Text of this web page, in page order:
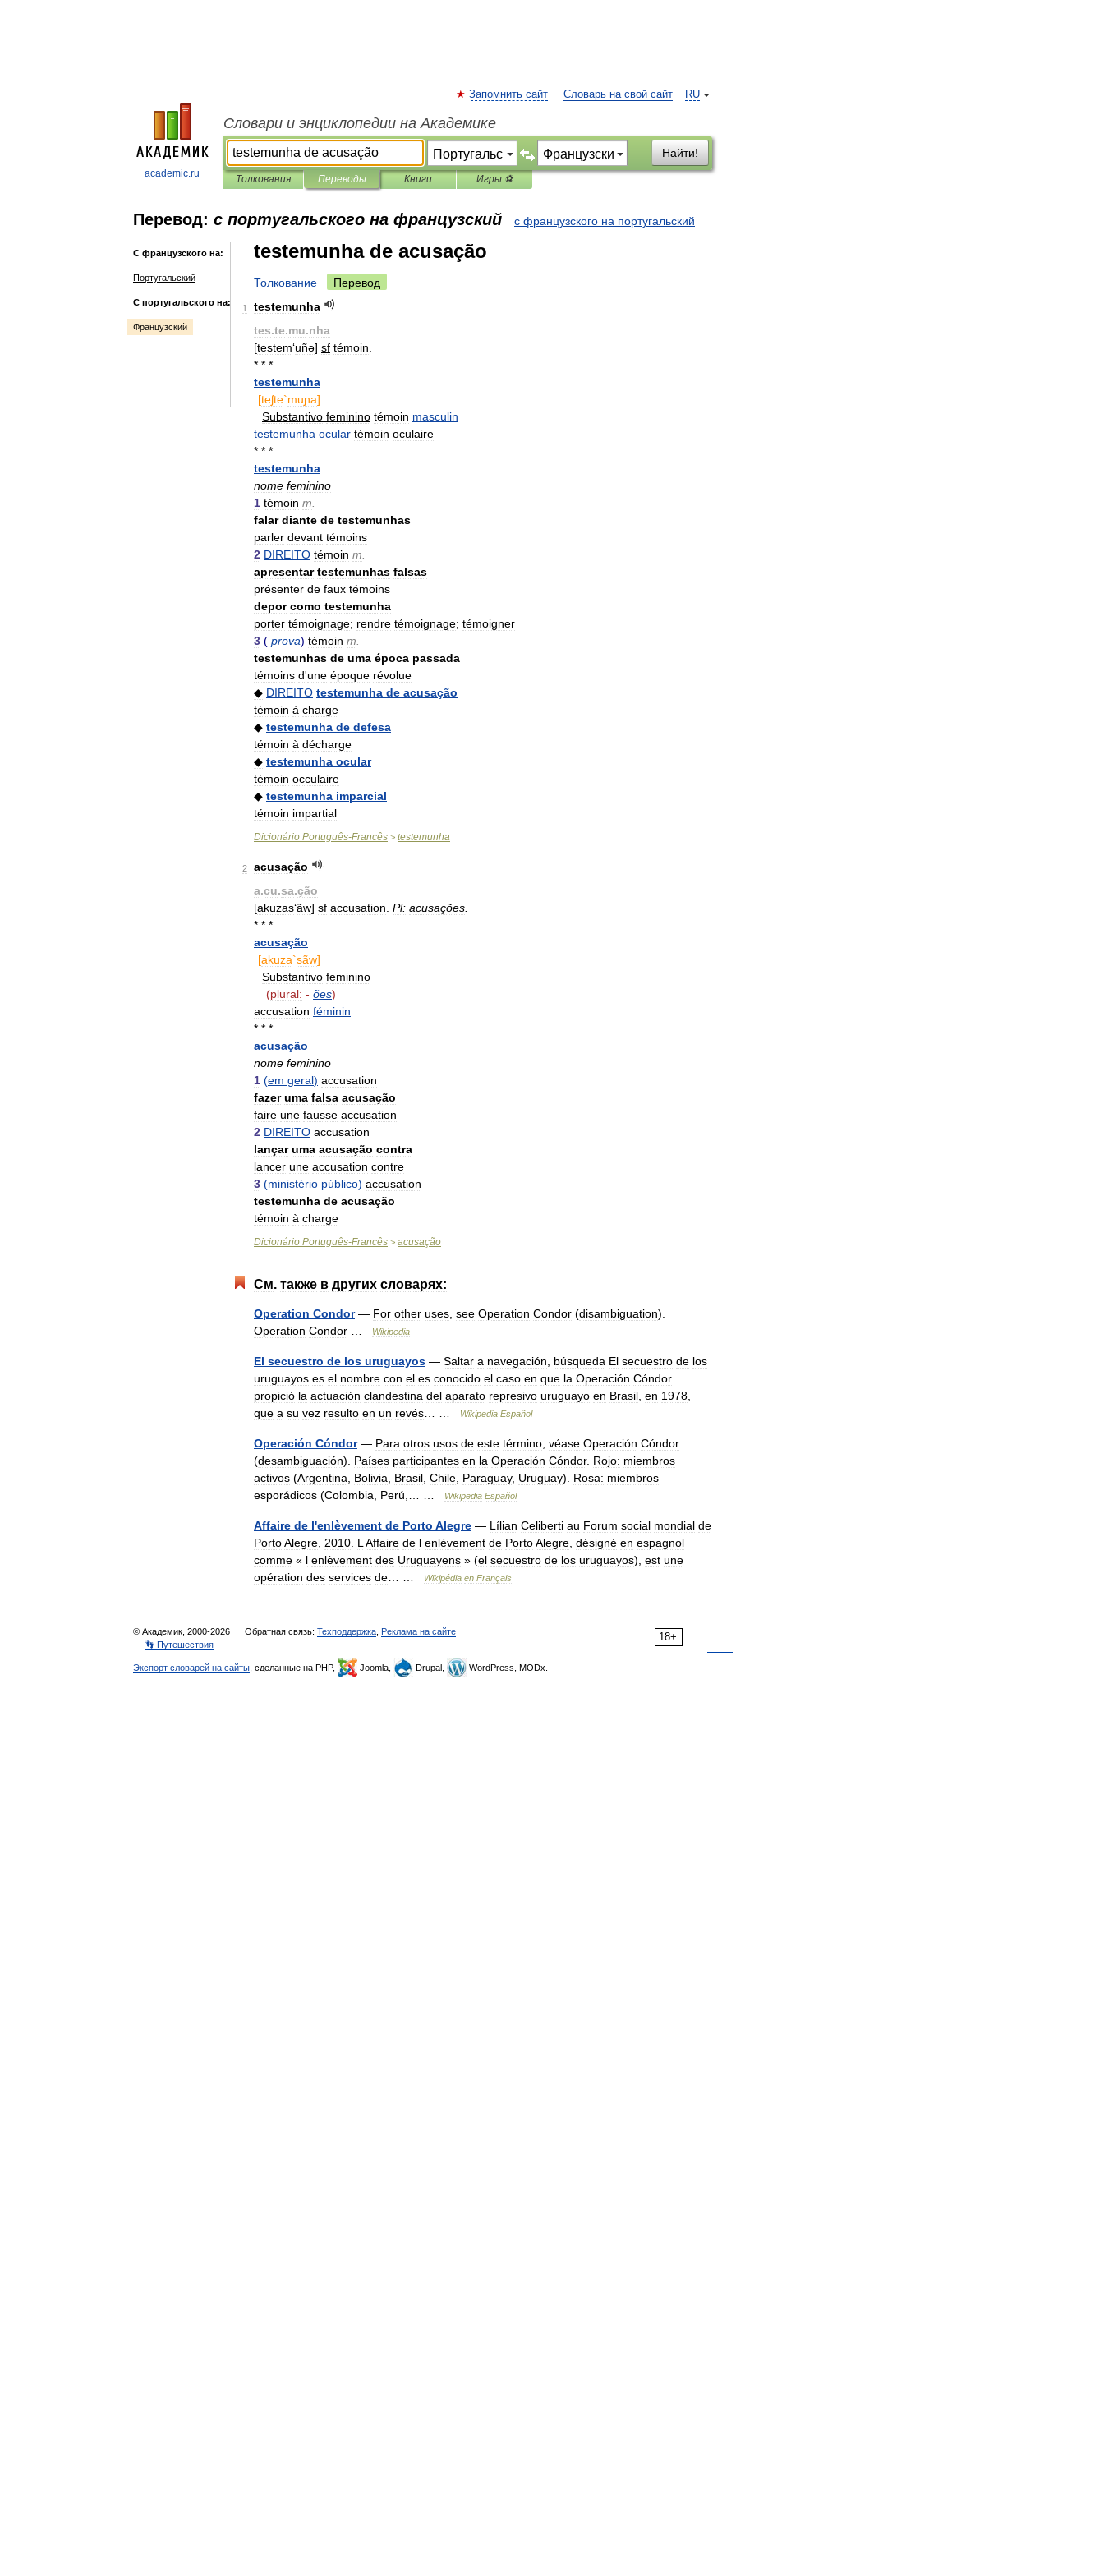
academic.ru
RU
Запомнить сайт Словарь на свой сайт
Словари и энциклопедии на Академике
Найти!
Толкования Переводы Книги Игры ⚽
Перевод: с португальского на французский с французского на португальский
С французского на:
Португальский
С португальского на:
Французский
testemunha de acusação
Толкование Перевод
1
testemunha
tes.te.mu.nha
[testem‘uñə] sf témoin
* * *
testemunha
[teʃte`muɲa]
Substantivo feminino témoin masculin
testemunha ocular témoin oculaire
* * *
testemunha
nome feminino
1 témoin m
falar diante de testemunhas
parler devant témoins
2 DIREITO témoin m
apresentar testemunhas falsas
présenter de faux témoins
depor como testemunha
porter témoignage; rendre témoignage; témoigner
3 ( prova) témoin m
testemunhas de uma época passada
témoins d'une époque révolue
◆ DIREITO testemunha de acusação
témoin à charge
◆ testemunha de defesa
témoin à décharge
◆ testemunha ocular
témoin occulaire
◆ testemunha imparcial
témoin impartial
Dicionário Português-Francês > testemunha
2
acusação
a.cu.sa.ção
[akuzas‘ãw] sf accusation Pl: acusações
* * *
acusação
[akuza`sãw]
Substantivo feminino
(plural: - ões)
accusation féminin
* * *
acusação
nome feminino
1 (em geral) accusation
fazer uma falsa acusação
faire une fausse accusation
2 DIREITO accusation
lançar uma acusação contra
lancer une accusation contre
3 (ministério público) accusation
testemunha de acusação
témoin à charge
Dicionário Português-Francês > acusação
См. также в других словарях:
Operation Condor— For other uses see Operation Condor (disambiguation).
Operation Condor Wikipedia
El secuestro de los uruguayos — Saltar a navegación búsqueda El secuestro de los
uruguayos es el nombre con el es conocido el caso en que la Operación Cóndor
propició la actuación clandestina del aparato represivo uruguayo en Brasil en 1978
que a su vez resulto en un revés Wikipedia Español
Operación Cóndor— Para otros usos de este término véase Operación Cóndor
(desambiguación). Países participantes en la Operación Cóndor. Rojo: miembros
activos (Argentina Bolivia Brasil Chile Paraguay, Uruguay). Rosa: miembros
esporádicos (Colombia Perú Wikipedia Español
Affaire de l'enlèvement de Porto Alegre — Lílian Celiberti au Forum social mondial de
PortoAlegre 2010 L Affaire de l enlèvement de PortoAlegre désigné en espagnol
comme « l enlèvement des Uruguayens » (el secuestro de los uruguayos), est une
opération des services de Wikipédia en Français
18+
© Академик, 2000-2026 Обратная связь: Техподдержка Реклама на сайте
👣 Путешествия
Экспорт словарей на сайты , сделанные на PHP, Joomla, Drupal, WordPress, MODx.